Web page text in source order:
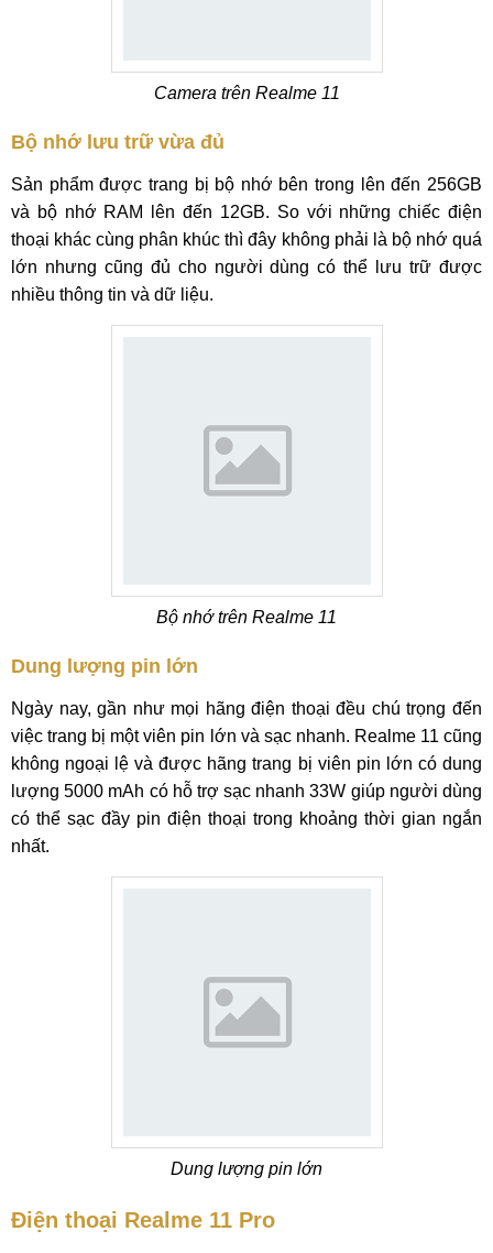
Camera trên Realme 11
Bộ nhớ lưu trữ vừa đủ
Sản phẩm được trang bị bộ nhớ bên trong lên đến 256GB
và bộ nhớ RAM lên đến 12GB. So với những chiếc điện
thoại khác cùng phân khúc thì đây không phải là bộ nhớ quá
lớn nhưng cũng đủ cho người dùng có thể lưu trữ được
nhiều thông tin và dữ liệu.
Bộ nhớ trên Realme 11
Dung lượng pin lớn
Ngày nay, gần như mọi hãng điện thoại đều chú trọng đến
việc trang bị một viên pin lớn và sạc nhanh. Realme 11 cũng
không ngoại lệ và được hãng trang bị viên pin lớn có dung
lượng 5000 mAh có hỗ trợ sạc nhanh 33W giúp người dùng
có thể sạc đầy pin điện thoại trong khoảng thời gian ngắn
nhất.
Dung lượng pin lớn
Điện thoại Realme 11 Pro